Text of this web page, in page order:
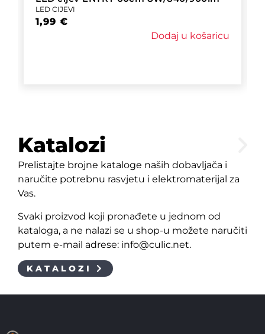
LED CIJEVI
1,99 €
Dodaj u košaricu
Katalozi
Prelistajte brojne kataloge naših dobavljača i
naručite potrebnu rasvjetu i elektromaterijal za
Vas.
Svaki proizvod koji pronađete u jednom od
kataloga, a ne nalazi se u shop-u možete naručiti
putem e-mail adrese: info@culic.net.
KATALOZI